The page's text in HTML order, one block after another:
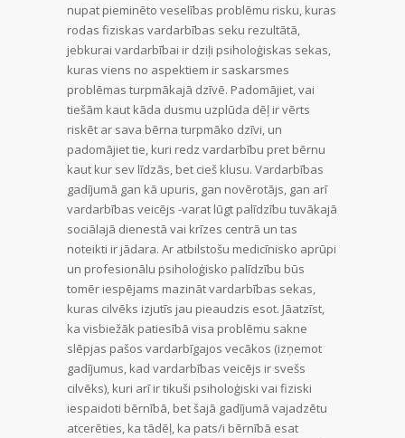
nupat pieminēto veselības problēmu risku, kuras
rodas fiziskas vardarbības seku rezultātā,
jebkurai vardarbībai ir dziļi psiholoģiskas sekas,
kuras viens no aspektiem ir saskarsmes
problēmas turpmākajā dzīvē. Padomājiet, vai
tiešām kaut kāda dusmu uzplūda dēļ ir vērts
riskēt ar sava bērna turpmāko dzīvi, un
padomājiet tie, kuri redz vardarbību pret bērnu
kaut kur sev līdzās, bet cieš klusu. Vardarbības
gadījumā gan kā upuris, gan novērotājs, gan arī
vardarbības veicējs -varat lūgt palīdzību tuvākajā
sociālajā dienestā vai krīzes centrā un tas
noteikti ir jādara. Ar atbilstošu medicīnisko aprūpi
un profesionālu psiholoģisko palīdzību būs
tomēr iespējams mazināt vardarbības sekas,
kuras cilvēks izjutīs jau pieaudzis esot. Jāatzīst,
ka visbiežāk patiesībā visa problēmu sakne
slēpjas pašos vardarbīgajos vecākos (izņemot
gadījumus, kad vardarbības veicējs ir svešs
cilvēks), kuri arī ir tikuši psiholoģiski vai fiziski
iespaidoti bērnībā, bet šajā gadījumā vajadzētu
atcerēties, ka tādēļ, ka pats/i bērnībā esat